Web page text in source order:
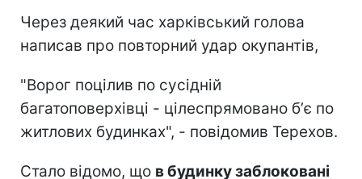
Через деякий час харківський голова
написав про повторний удар окупантів,
"Ворог поцілив по сусідній
багатоповерхівці - цілеспрямовано бʼє по
житлових будинках", - повідомив Терехов.
Стало відомо, що в будинку заблоковані